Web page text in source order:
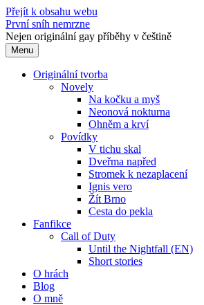
Přejít k obsahu webu
První sníh nemrzne
Nejen originální gay příběhy v češtině
Menu
Originální tvorba
Novely
Na kočku a myš
Neonová nokturna
Ohněm a krví
Povídky
V tichu skal
Dveřma napřed
Stromek k nezaplacení
Ignis vero
Žít Brno
Cesta do pekla
Fanfikce
Call of Duty
Until the Nightfall (EN)
Short stories
O hrách
Blog
O mně